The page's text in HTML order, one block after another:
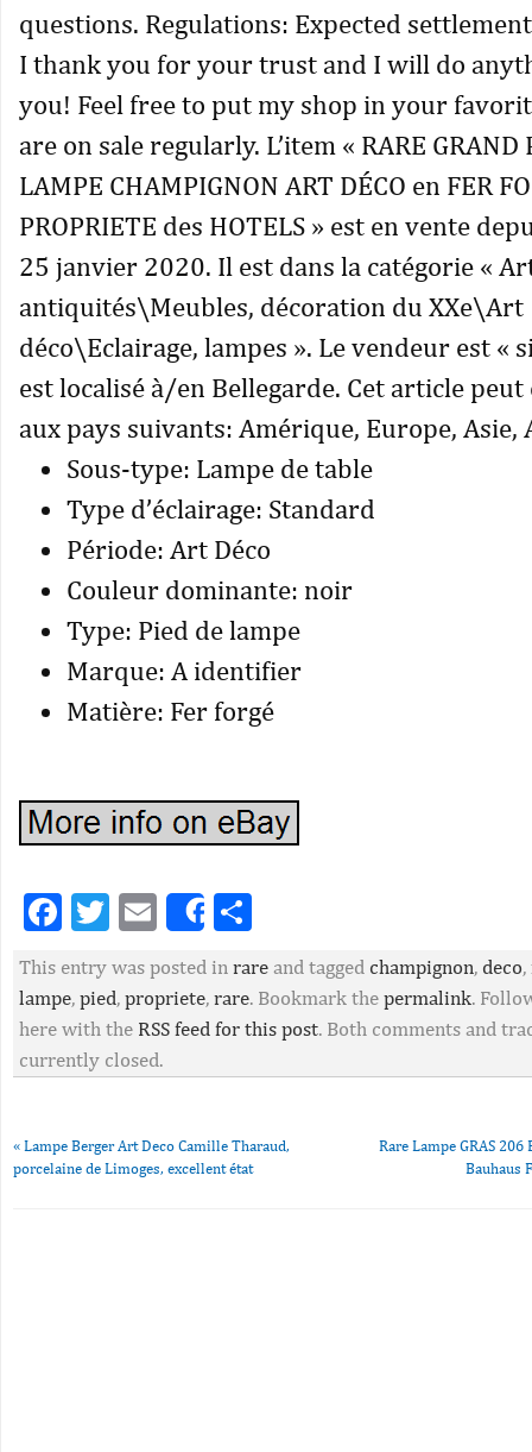
questions. Regulations: Expected
I thank you for your trust and I will do
you! Feel free to put my shop in your
are on sale regularly. L’item « RARE GRAND
LAMPE CHAMPIGNON ART DÉCO en FER
PROPRIETE des HOTELS » est en vente
25 janvier 2020. Il est dans la catégorie «
antiquités\Meubles, décoration du XXe\Art
déco\Eclairage, lampes ». Le vendeur est «
est localisé à/en Bellegarde. Cet article
aux pays suivants: Amérique, Europe, Asie,
Sous-type: Lampe de table
Type d’éclairage: Standard
Période: Art Déco
Couleur dominante: noir
Type: Pied de lampe
Marque: A identifier
Matière: Fer forgé
Facebook
Twitter
EmailShare
This entry was posted in rare and tagged champignon, deco,
lampe, pied, propriete, rare. Bookmark the permalink.
here with the RSS feed for this post. Both comments and
currently closed.
« Lampe Berger Art Deco Camille Tharaud,
porcelaine de Limoges, excellent état
Rare Lampe GRAS 206
Bauhaus